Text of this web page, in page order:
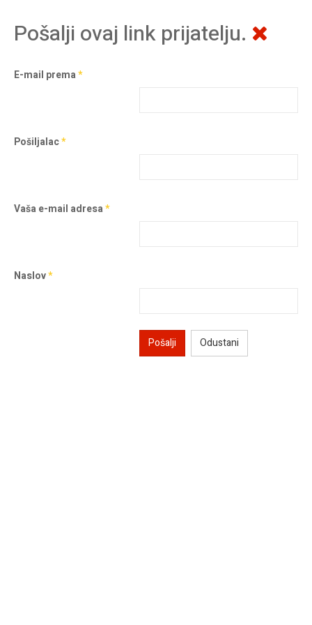
Pošalji ovaj link prijatelju.
E-mail prema*
Pošiljalac*
Vaša e-mail adresa*
Naslov*
Pošalji Odustani